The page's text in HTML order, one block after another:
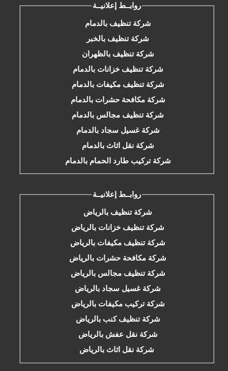
روابــط إعلانيــة
شركة تنظيف بالدمام
شركة تنظيف بالخبر
شركة تنظيف بالظهران
شركة تنظيف خزانات بالدمام
شركة تنظيف مكيفات بالدمام
شركة مكافحة حشرات بالدمام
شركة تنظيف مجالس بالدمام
شركة غسيل سجاد بالدمام
شركة نقل اثاث بالدمام
شركة تركيب طارد الحمام بالدمام
روابــط إعلانيــة
شركة تنظيف بالرياض
شركة تنظيف خزانات بالرياض
شركة تنظيف مكيفات بالرياض
شركة مكافحة حشرات بالرياض
شركة تنظيف مجالس بالرياض
شركة غسيل سجاد بالرياض
شركة تركيب مكيفات بالرياض
شركة تنظيف كنب بالرياض
شركة نقل عفش بالرياض
شركة نقل اثاث بالرياض